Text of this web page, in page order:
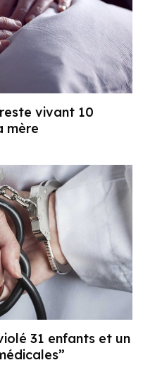
vivant 10
mère
31 enfants et un